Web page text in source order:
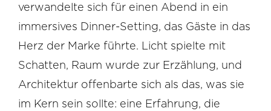
verwandelte sich für einen Abend in ein
immersives Dinner-Setting, das Gäste in das
Herz der Marke führte. Licht spielte mit
Schatten, Raum wurde zur Erzählung, und
Architektur offenbarte sich als das, was sie
im Kern sein sollte: eine Erfahrung, die